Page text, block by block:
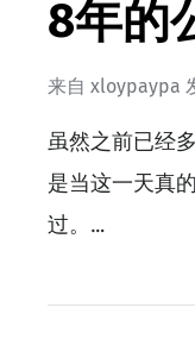
8年的
来自 xloypaypa
虽然之前已经
是当这一天真
过。…